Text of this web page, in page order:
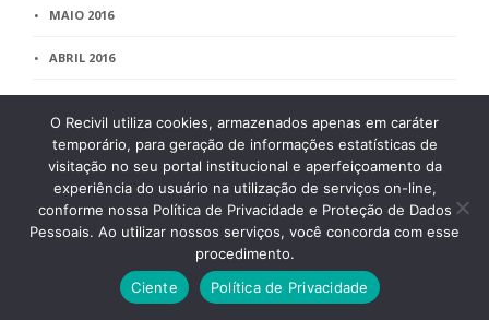
MAIO 2016
ABRIL 2016
MARÇO 2016
FEVEREIRO 2016
JANEIRO 2016
DEZEMBRO 2015
NOVEMBRO 2015
O Recivil utiliza cookies, armazenados apenas em caráter
temporário, para geração de informações estatísticas de
visitação no seu portal institucional e aperfeiçoamento da
experiência do usuário na utilização de serviços on-line,
conforme nossa Política de Privacidade e Proteção de Dados
Pessoais. Ao utilizar nossos serviços, você concorda com esse
procedimento.
Ciente
Política de Privacidade